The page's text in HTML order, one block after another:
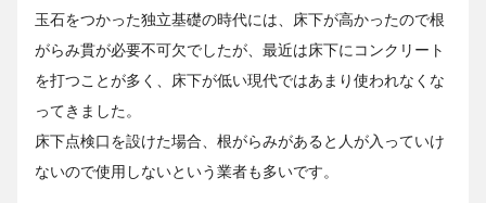
玉石をつかった独立基礎の時代には、床下が高かったので根
がらみ貫が必要不可欠でしたが、最近は床下にコンクリート
を打つことが多く、床下が低い現代ではあまり使われなくな
ってきました。
床下点検口を設けた場合、根がらみがあると人が入っていけ
ないので使用しないという業者も多いです。